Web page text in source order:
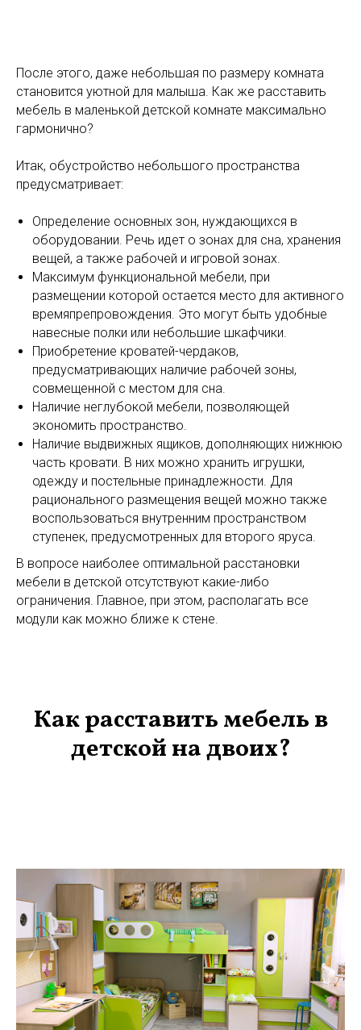
После этого, даже небольшая по размеру комната
становится уютной для малыша. Как же расставить
мебель в маленькой детской комнате максимально
гармонично?
Итак, обустройство небольшого пространства
предусматривает:
Определение основных зон, нуждающихся в
оборудовании. Речь идет о зонах для сна, хранения
вещей, а также рабочей и игровой зонах.
Максимум функциональной мебели, при
размещении которой остается место для активного
времяпрепровождения. Это могут быть удобные
навесные полки или небольшие шкафчики.
Приобретение кроватей-чердаков,
предусматривающих наличие рабочей зоны,
совмещенной с местом для сна.
Наличие неглубокой мебели, позволяющей
экономить пространство.
Наличие выдвижных ящиков, дополняющих нижнюю
часть кровати. В них можно хранить игрушки,
одежду и постельные принадлежности. Для
рационального размещения вещей можно также
воспользоваться внутренним пространством
ступенек, предусмотренных для второго яруса.
В вопросе наиболее оптимальной расстановки
мебели в детской отсутствуют какие-либо
ограничения. Главное, при этом, располагать все
модули как можно ближе к стене.
Как расставить мебель в
детской на двоих?